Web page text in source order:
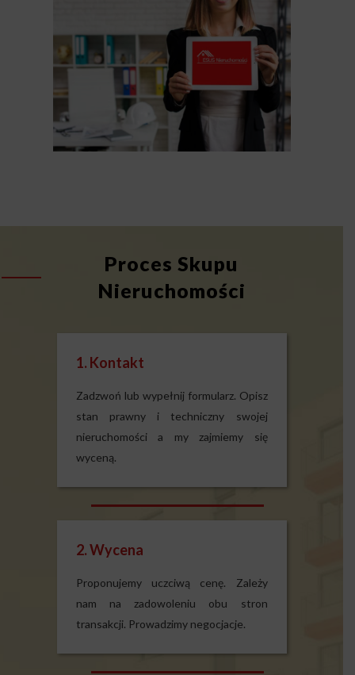
Proces Skupu
Nieruchomości
1. Kontakt
Zadzwoń lub wypełnij formularz. Opisz
stan prawny i techniczny swojej
nieruchomości a my zajmiemy się
wyceną.
2. Wycena
Proponujemy uczciwą cenę. Zależy
nam na zadowoleniu obu stron
transakcji. Prowadzimy negocjacje.